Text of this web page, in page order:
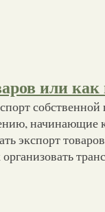
или как
начинающие
экспорт